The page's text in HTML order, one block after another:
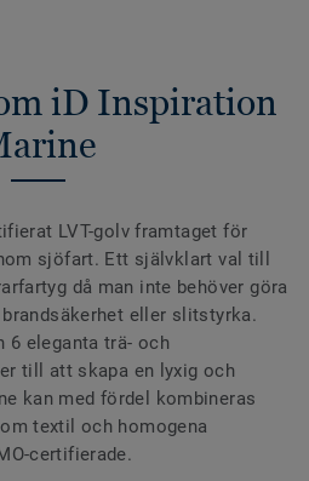
iD Inspiration
LVT-golv framtaget för
sjöfart. Ett självklart val till
då man inte behöver göra
eller slitstyrka.
6 eleganta trä- och
till att skapa en lyxig och
kan med fördel kombineras
textil och homogena
certifierade.